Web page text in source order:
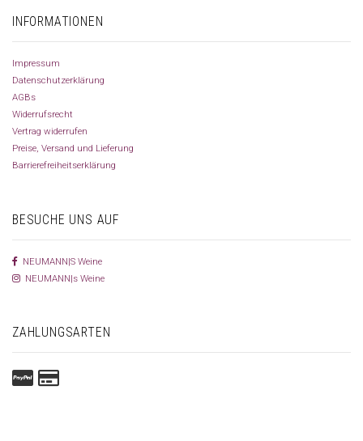
INFORMATIONEN
Impressum
Datenschutzerklärung
AGBs
Widerrufsrecht
Vertrag widerrufen
Preise, Versand und Lieferung
Barrierefreiheitserklärung
BESUCHE UNS AUF
NEUMANN|S Weine
NEUMANN|s Weine
ZAHLUNGSARTEN